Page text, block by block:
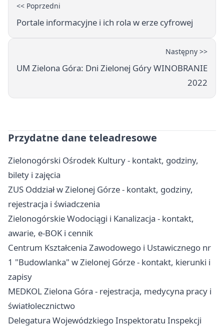
<< Poprzedni
Portale informacyjne i ich rola w erze cyfrowej
Następny >>
UM Zielona Góra: Dni Zielonej Góry WINOBRANIE
2022
Przydatne dane teleadresowe
Zielonogórski Ośrodek Kultury - kontakt, godziny,
bilety i zajęcia
ZUS Oddział w Zielonej Górze - kontakt, godziny,
rejestracja i świadczenia
Zielonogórskie Wodociągi i Kanalizacja - kontakt,
awarie, e-BOK i cennik
Centrum Kształcenia Zawodowego i Ustawicznego nr
1 "Budowlanka" w Zielonej Górze - kontakt, kierunki i
zapisy
MEDKOL Zielona Góra - rejestracja, medycyna pracy i
światłolecznictwo
Delegatura Wojewódzkiego Inspektoratu Inspekcji